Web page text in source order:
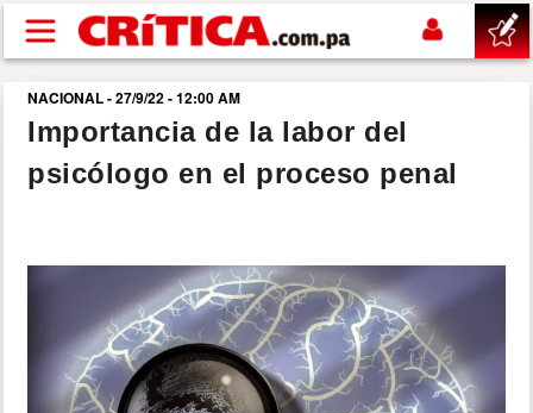
Pasar al contenido principal
buscar
SUCESOS
SHOW
NACIONAL - 27/9/22 - 12:00 AM
Importancia de la labor del
psicólogo en el proceso penal